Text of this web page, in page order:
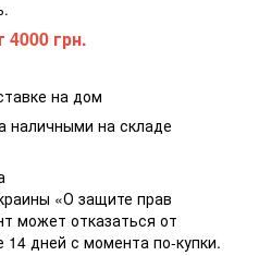
4000 грн.
на дом
наличными на складе
«О защите прав
может отказаться от
14 дней с момента по-купки.